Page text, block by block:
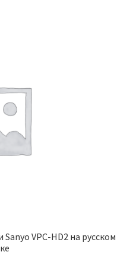
VPC-HD2 на русском